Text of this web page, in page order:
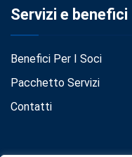
Servizi e benefici
Benefici Per I Soci
Pacchetto Servizi
Contatti